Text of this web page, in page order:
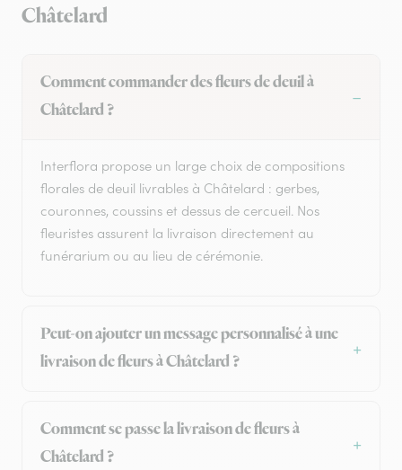
Châtelard
Comment commander des fleurs de deuil à
Châtelard ?
Interflora propose un large choix de compositions
florales de deuil livrables à Châtelard : gerbes,
couronnes, coussins et dessus de cercueil. Nos
fleuristes assurent la livraison directement au
funérarium ou au lieu de cérémonie.
Peut-on ajouter un message personnalisé à une
livraison de fleurs à Châtelard ?
Comment se passe la livraison de fleurs à
Châtelard ?